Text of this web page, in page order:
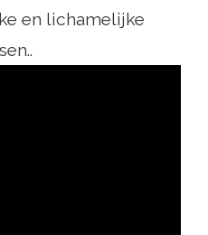
en lichamelijke